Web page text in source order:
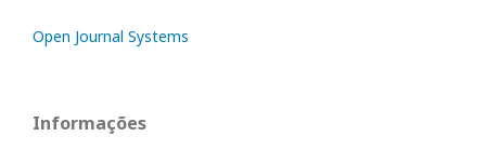
Open Journal Systems
Informações